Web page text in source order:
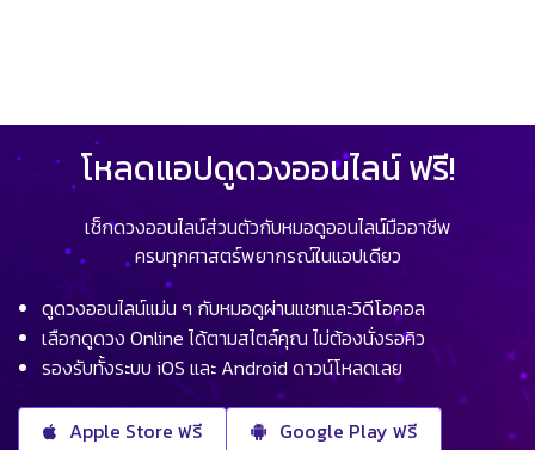
โหลดแอปดูดวงออนไลน์ ฟรี!
เช็กดวงออนไลน์ส่วนตัวกับหมอดูออนไลน์มืออาชีพ
ครบทุกศาสตร์พยากรณ์ในแอปเดียว
ดูดวงออนไลน์แม่น ๆ กับหมอดูผ่านแชทและวิดีโอคอล
เลือกดูดวง Online ได้ตามสไตล์คุณ ไม่ต้องนั่งรอคิว
รองรับทั้งระบบ iOS และ Android ดาวน์โหลดเลย
Apple Store ฟรี Google Play ฟรี